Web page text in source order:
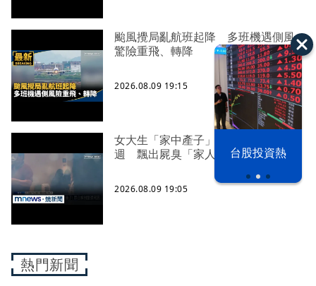
漢光42演習 台股投資熱
颱風攪局亂航班起降 多班機遇側風
驚險重飛、轉降
2026.08.09 19:15
女大生「家中產子」包巾藏屍近一
週 飄出屍臭「家人才知」
2026.08.09 19:05
熱門新聞